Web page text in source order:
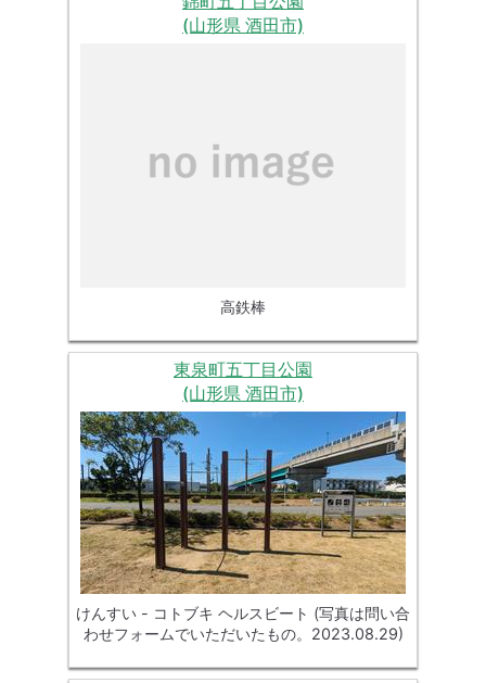
(山形県 酒田市)
高鉄棒
東泉町五丁目公園
(山形県 酒田市)
けんすい - コトブキ ヘルスビート (写真は問い合
わせフォームでいただいたもの。2023.08.29)